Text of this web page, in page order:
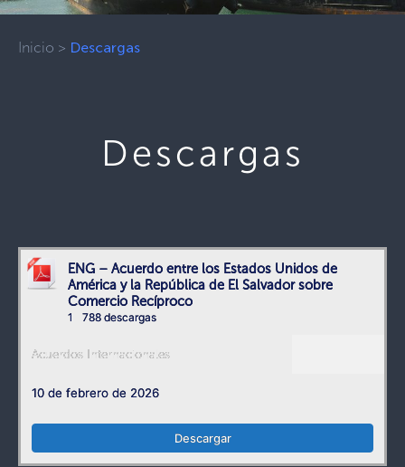
Inicio > Descargas
Descargas
ENG – Acuerdo entre los Estados Unidos de
América y la República de El Salvador sobre
Comercio Recíproco
1 788 descargas
Acuerdos Internacionales
10 de febrero de 2026
Descargar